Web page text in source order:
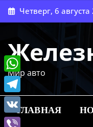
Перейти
к
Четверг, 6 августа
Мир авто
ГЛАВНАЯ
WhatsApp
Telegram
VK